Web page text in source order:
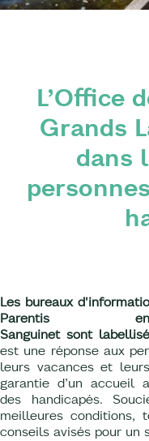
L’Office
Grands
dans
Les bureaux
Sanguinet sont
est une réponse aux
leurs vacances et
garantie d’un accueil
des handicapés.
meilleures conditions,
conseils avisés pour un